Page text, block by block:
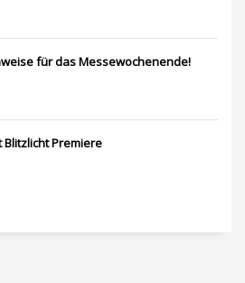
für das Messewochenende!
Blitzlicht Premiere